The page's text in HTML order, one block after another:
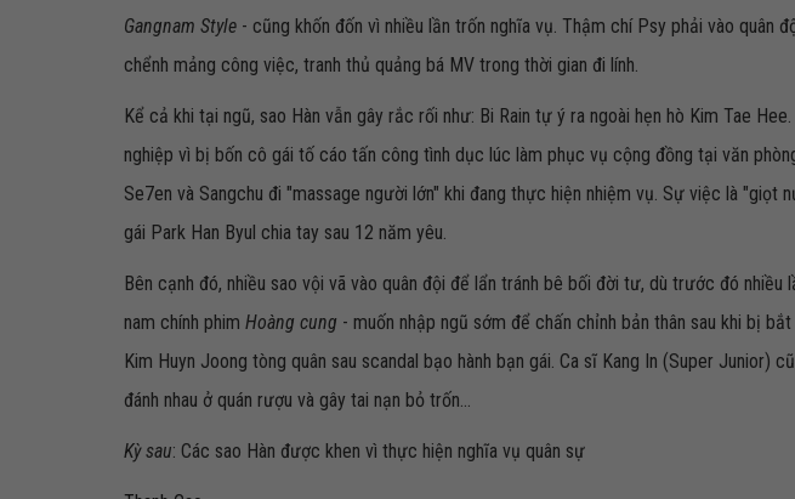
Gangnam Style - cũng khốn đốn vì nhiều lần trốn nghĩa vụ. Thậm chí Psy phải vào quân
chểnh mảng công việc, tranh thủ quảng bá MV trong thời gian đi lính.
Kể cả khi tại ngũ, sao Hàn vẫn gây rắc rối như: Bi Rain tự ý ra ngoài hẹn hò Kim Tae
nghiệp vì bị bốn cô gái tố cáo tấn công tình dục lúc làm phục vụ cộng đồng tại văn
Se7en và Sangchu đi "massage người lớn" khi đang thực hiện nhiệm vụ. Sự việc là "giọt
gái Park Han Byul chia tay sau 12 năm yêu.
Bên cạnh đó, nhiều sao vội vã vào quân đội để lẩn tránh bê bối đời tư, dù trước đó nhiều
nam chính phim Hoàng cung - muốn nhập ngũ sớm để chấn chỉnh bản thân sau khi bị
Kim Huyn Joong tòng quân sau scandal bạo hành bạn gái. Ca sĩ Kang In (Super Junior)
đánh nhau ở quán rượu và gây tai nạn bỏ trốn...
Kỳ sau: Các sao Hàn được khen vì thực hiện nghĩa vụ quân sự